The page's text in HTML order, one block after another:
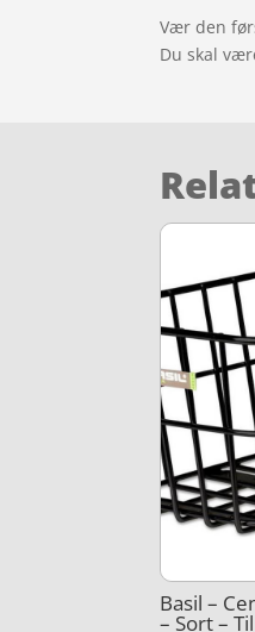
Vær den
Du skal
Basil –
– Sort –